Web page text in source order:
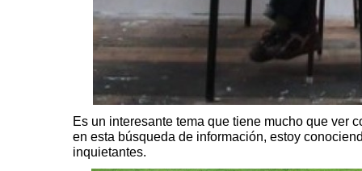
Es un interesante tema que tiene mucho que ver
en esta búsqueda de información, estoy
inquietantes.